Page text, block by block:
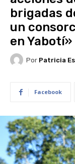
brigadas
un
en Yabotí»
Por Patricia
Facebook